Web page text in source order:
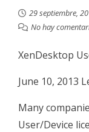
29 septiembre,
No hay
XenDesktop
June 10, 2013
Many
User/Device